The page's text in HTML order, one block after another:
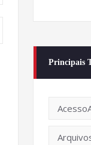
Principais